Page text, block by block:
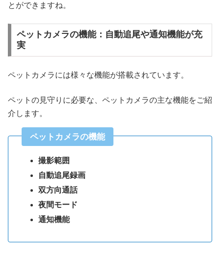
とができますね。
ペットカメラの機能：自動追尾や通知機能が充
実
ペットカメラには様々な機能が搭載されています。
ペットの見守りに必要な、ペットカメラの主な機能をご紹
介します。
ペットカメラの機能
撮影範囲
自動追尾録画
双方向通話
夜間モード
通知機能